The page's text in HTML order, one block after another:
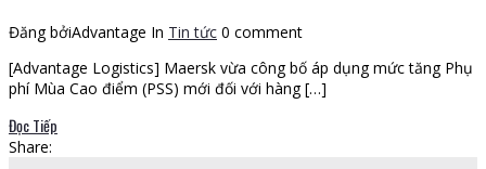
Đăng bởiAdvantage In Tin tức 0 comment
[Advantage Logistics] Maersk vừa công bố áp dụng mức tăng Phụ
phí Mùa Cao điểm (PSS) mới đối với hàng […]
Đọc Tiếp
Share: